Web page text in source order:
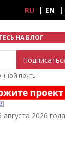
RU EN
НА БЛОГ
почты
августа 2026 года